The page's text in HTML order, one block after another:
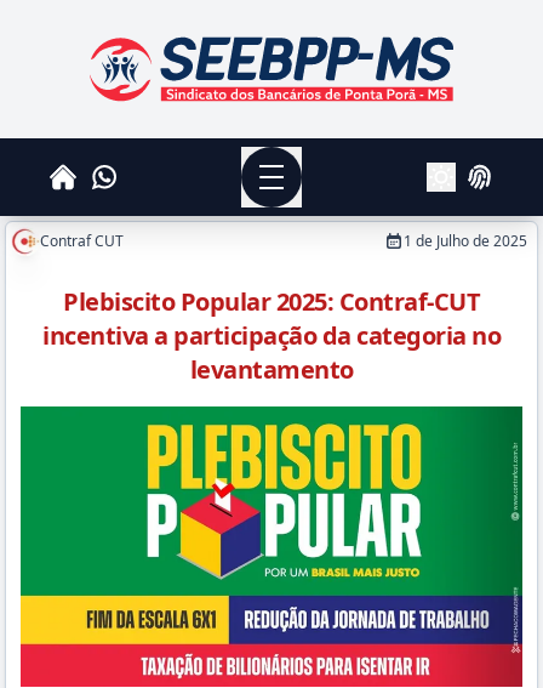
SEEBPPMS - Sindicato dos Bancários de Ponta
HomeWhatsapp
Menu
AlterarLogin
Contraf CUT 1 de Julho de 2025
Plebiscito Popular 2025: Contraf-CUT
incentiva a participação da categoria no
levantamento